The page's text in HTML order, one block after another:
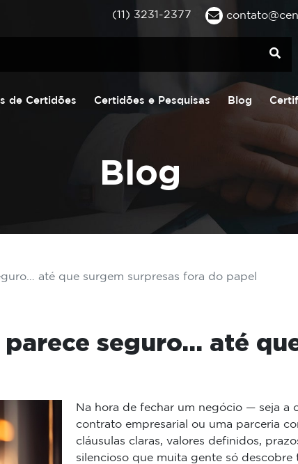
(11) 3231-2377
de Certidões Certidões e Pesquisas Blog
Blog
até que surgem surpresas fora do papel
seguro… até
Na hora de fechar um negócio — seja a
contrato empresarial ou uma parceria
cláusulas claras, valores definidos,
silencioso que muita gente só descobre